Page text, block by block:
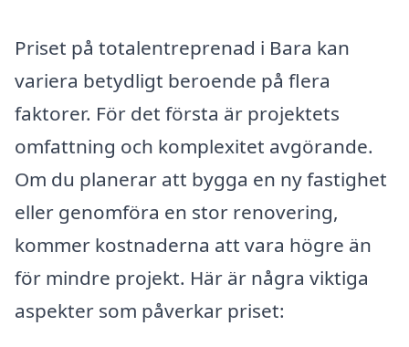
Priset på totalentreprenad i Bara kan
variera betydligt beroende på flera
faktorer. För det första är projektets
omfattning och komplexitet avgörande.
Om du planerar att bygga en ny fastighet
eller genomföra en stor renovering,
kommer kostnaderna att vara högre än
för mindre projekt. Här är några viktiga
aspekter som påverkar priset: